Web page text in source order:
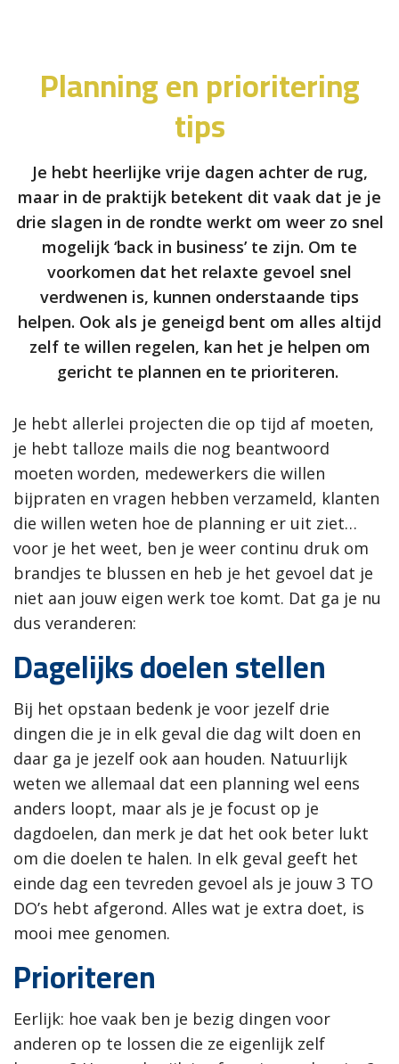
Planning en prioritering
tips
Je hebt heerlijke vrije dagen achter de rug,
maar in de praktijk betekent dit vaak dat je je
drie slagen in de rondte werkt om weer zo snel
mogelijk ‘back in business’ te zijn. Om te
voorkomen dat het relaxte gevoel snel
verdwenen is, kunnen onderstaande tips
helpen. Ook als je geneigd bent om alles altijd
zelf te willen regelen, kan het je helpen om
gericht te plannen en te prioriteren.
Je hebt allerlei projecten die op tijd af moeten,
je hebt talloze mails die nog beantwoord
moeten worden, medewerkers die willen
bijpraten en vragen hebben verzameld, klanten
die willen weten hoe de planning er uit ziet…
voor je het weet, ben je weer continu druk om
brandjes te blussen en heb je het gevoel dat je
niet aan jouw eigen werk toe komt. Dat ga je nu
dus veranderen:
Dagelijks doelen stellen
Bij het opstaan bedenk je voor jezelf drie
dingen die je in elk geval die dag wilt doen en
daar ga je jezelf ook aan houden. Natuurlijk
weten we allemaal dat een planning wel eens
anders loopt, maar als je je focust op je
dagdoelen, dan merk je dat het ook beter lukt
om die doelen te halen. In elk geval geeft het
einde dag een tevreden gevoel als je jouw 3 TO
DO’s hebt afgerond. Alles wat je extra doet, is
mooi mee genomen.
Prioriteren
Eerlijk: hoe vaak ben je bezig dingen voor
anderen op te lossen die ze eigenlijk zelf